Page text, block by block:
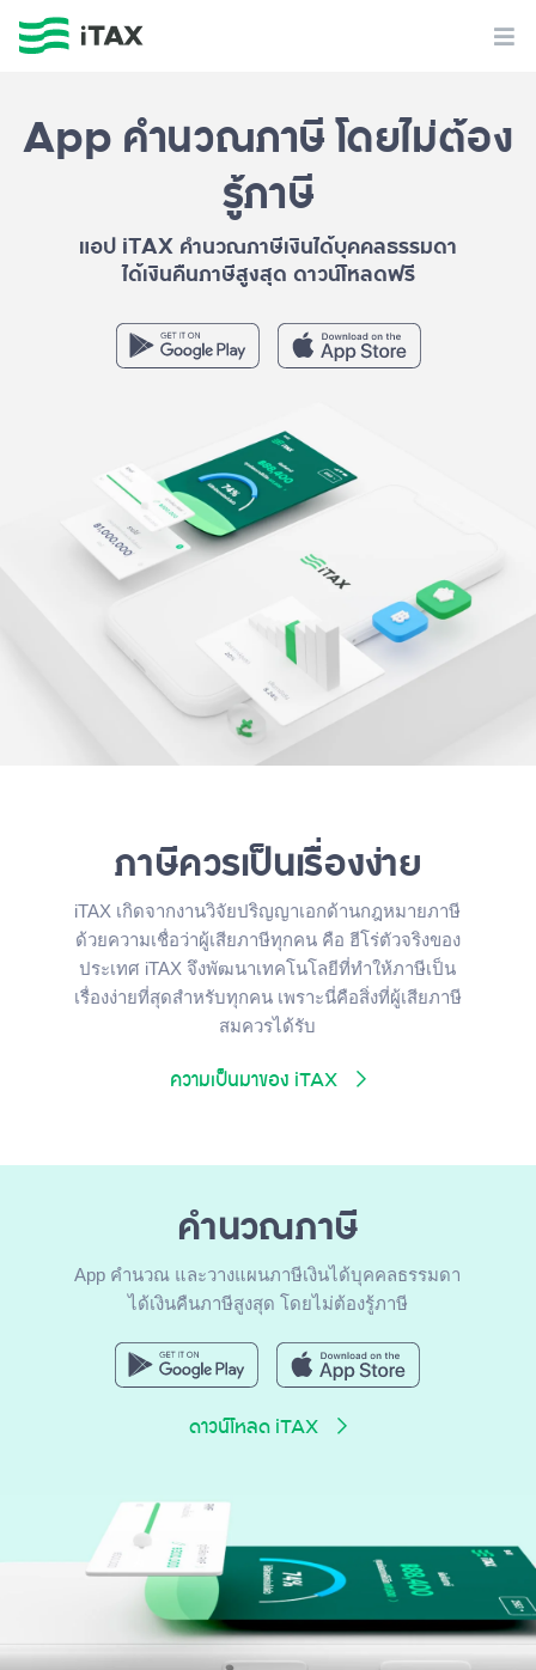
App คำนวณภาษี โดยไม่ต้อง
รู้ภาษี
แอป iTAX คำนวณภาษีเงินได้บุคคลธรรมดา
ได้เงินคืนภาษีสูงสุด ดาวน์โหลดฟรี
ภาษีควรเป็นเรื่องง่าย
iTAX เกิดจากงานวิจัยปริญญาเอกด้านกฎหมายภาษี
ด้วยความเชื่อว่าผู้เสียภาษีทุกคน คือ ฮีโร่ตัวจริงของ
ประเทศ iTAX จึงพัฒนาเทคโนโลยีที่ทำให้ภาษีเป็น
เรื่องง่ายที่สุดสำหรับทุกคน เพราะนี่คือสิ่งที่ผู้เสียภาษี
สมควรได้รับ
ความเป็นมาของ iTAX
คำนวณภาษี
App คำนวณ และวางแผนภาษีเงินได้บุคคลธรรมดา
ได้เงินคืนภาษีสูงสุด โดยไม่ต้องรู้ภาษี
ดาวน์โหลด iTAX